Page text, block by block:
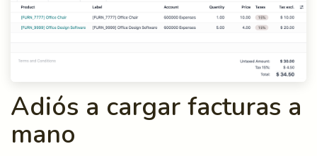
Adiós a cargar facturas a
mano